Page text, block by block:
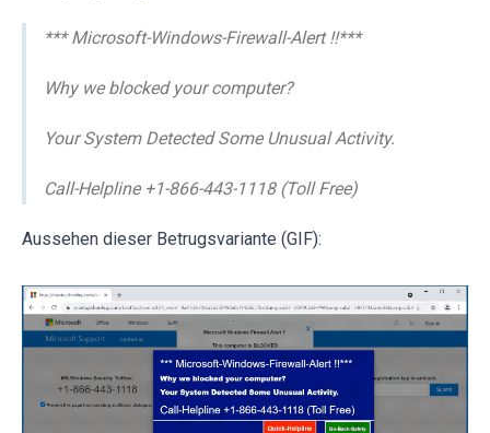
*** Microsoft-Windows-Firewall-Alert !!***
Why we blocked your computer?
Your System Detected Some Unusual Activity.
Call-Helpline +1-866-443-1118 (Toll Free)
Aussehen dieser Betrugsvariante (GIF):